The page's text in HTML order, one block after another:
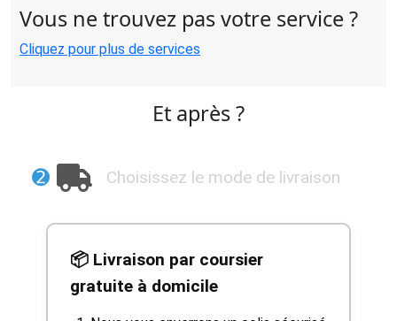
Vous ne trouvez pas votre service ?
Cliquez pour plus de services
Et après ?
➋ Choisissez le mode de livraison
📦 Livraison par coursier
gratuite à domicile